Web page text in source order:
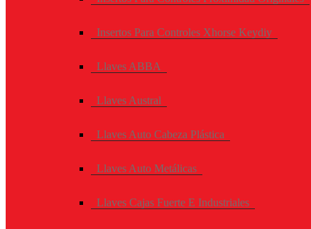
Insertos Para Controles Xhorse Keydiy
Llaves ABBA
Llaves Austral
Llaves Auto Cabeza Plástica
Llaves Auto Metálicas
Llaves Cajas Fuerte E Industriales